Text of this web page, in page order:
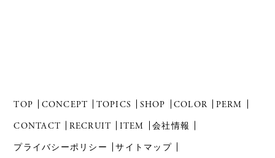
TOP CONCEPT TOPICS SHOP COLOR
PERM
CONTACT
RECRUIT ITEM 会社情報
プライバシーポリシー サイトマップ